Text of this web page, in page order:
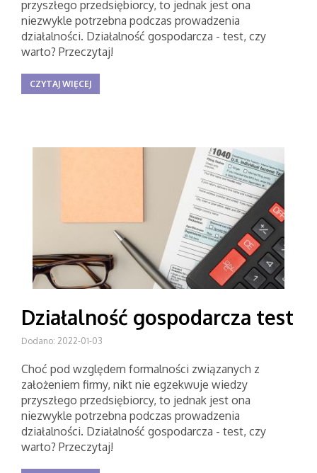
przyszłego przedsiębiorcy, to jednak jest ona
niezwykle potrzebna podczas prowadzenia
działalności. Działalność gospodarcza - test, czy
warto? Przeczytaj!
CZYTAJ WIĘCEJ
Działalność gospodarcza test
Dodano: 2022-01-03
Choć pod względem formalności związanych z
założeniem firmy, nikt nie egzekwuje wiedzy
przyszłego przedsiębiorcy, to jednak jest ona
niezwykle potrzebna podczas prowadzenia
działalności. Działalność gospodarcza - test, czy
warto? Przeczytaj!